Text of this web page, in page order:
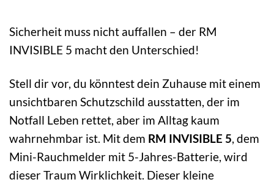
Sicherheit muss nicht auffallen – der RM
INVISIBLE 5 macht den Unterschied!
Stell dir vor, du könntest dein Zuhause mit einem
unsichtbaren Schutzschild ausstatten, der im
Notfall Leben rettet, aber im Alltag kaum
wahrnehmbar ist. Mit dem RM INVISIBLE 5, dem
Mini-Rauchmelder mit 5-Jahres-Batterie, wird
dieser Traum Wirklichkeit. Dieser kleine